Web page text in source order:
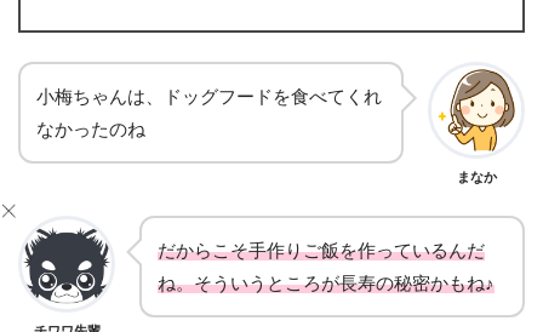
小梅ちゃんは、ドッグフードを食べてくれ
なかったのね
まなか
だからこそ手作りご飯を作っているんだ
ね。そういうところが長寿の秘密かもね♪